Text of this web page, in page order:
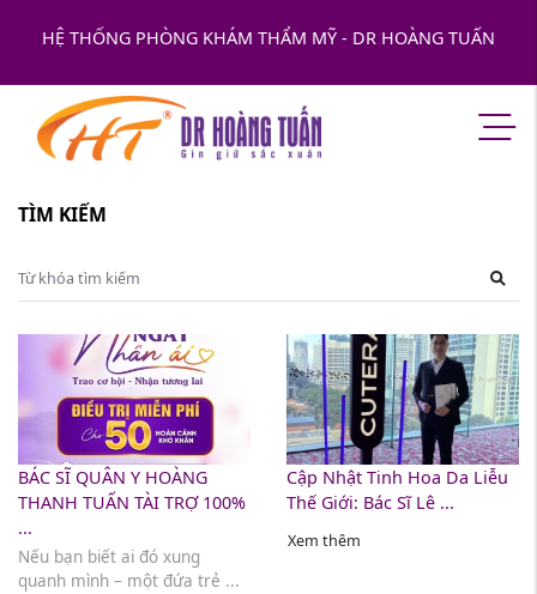
HỆ THỐNG PHÒNG KHÁM THẨM MỸ - DR HOÀNG TUẤN
TÌM KIẾM
BÁC SĨ QUÂN Y HOÀNG
THANH TUẤN TÀI TRỢ 100%
...
Nếu bạn biết ai đó xung
quanh mình – một đứa trẻ ...
Cập Nhật Tinh Hoa Da Liễu
Thế Giới: Bác Sĩ Lê ...
Xem thêm